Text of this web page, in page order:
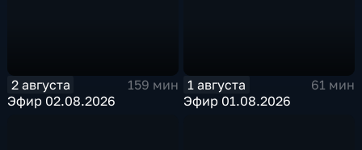
2 августа
159 мин
Эфир 02.08.2026
1 августа
61 мин
Эфир 01.08.2026